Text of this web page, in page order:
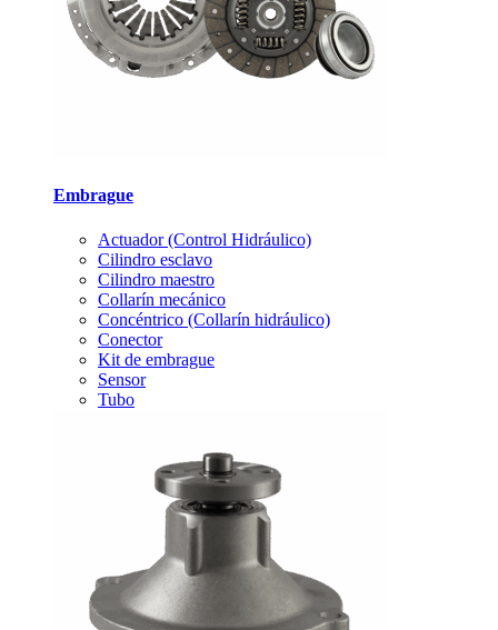
Embrague
Actuador (Control Hidráulico)
Cilindro esclavo
Cilindro maestro
Collarín mecánico
Concéntrico (Collarín hidráulico)
Conector
Kit de embrague
Sensor
Tubo